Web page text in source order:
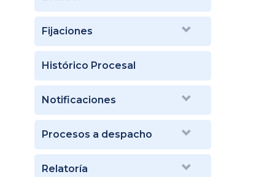
Fijaciones
Histórico Procesal
Notificaciones
Procesos a despacho
Relatoría